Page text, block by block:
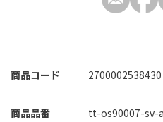
商品コード 2700002538430
tt-os90007-sv-